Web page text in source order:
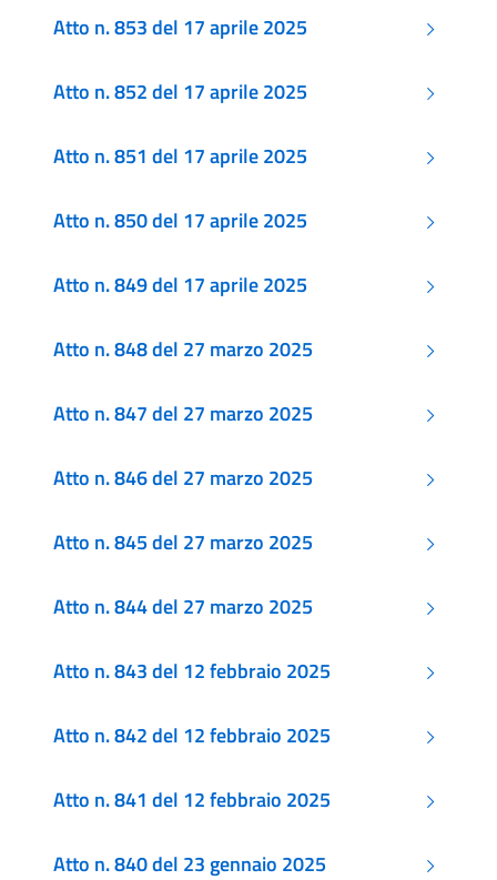
Atto n. 853 del 17 aprile 2025
Atto n. 852 del 17 aprile 2025
Atto n. 851 del 17 aprile 2025
Atto n. 850 del 17 aprile 2025
Atto n. 849 del 17 aprile 2025
Atto n. 848 del 27 marzo 2025
Atto n. 847 del 27 marzo 2025
Atto n. 846 del 27 marzo 2025
Atto n. 845 del 27 marzo 2025
Atto n. 844 del 27 marzo 2025
Atto n. 843 del 12 febbraio 2025
Atto n. 842 del 12 febbraio 2025
Atto n. 841 del 12 febbraio 2025
Atto n. 840 del 23 gennaio 2025